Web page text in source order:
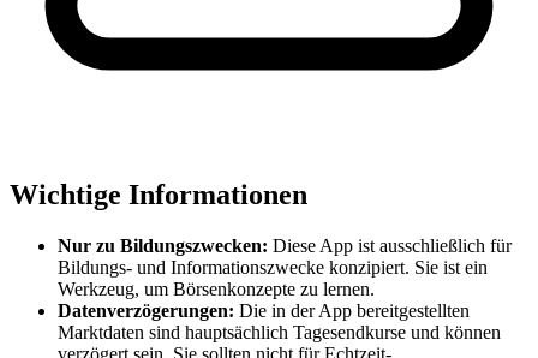
Wichtige Informationen
Nur zu Bildungszwecken: Diese App ist ausschließlich für
Bildungs- und Informationszwecke konzipiert. Sie ist ein
Werkzeug, um Börsenkonzepte zu lernen.
Datenverzögerungen: Die in der App bereitgestellten
Marktdaten sind hauptsächlich Tagesendkurse und können